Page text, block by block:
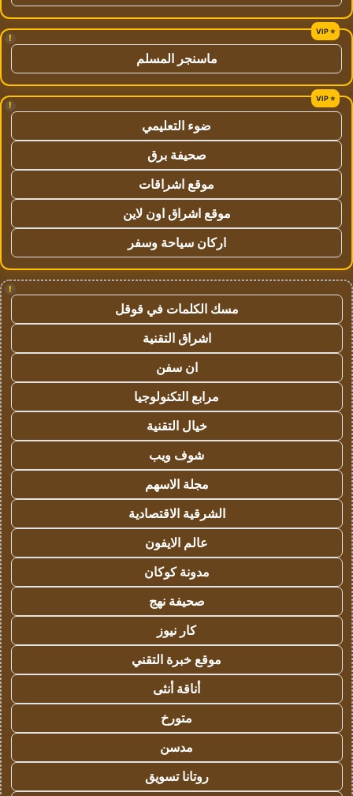
!
ماسنجر المسلم
!
ضوء التعليمي
صحيفة برق
موقع اشراقات
موقع اشراق اون لاين
اركان سياحة وسفر
!
مسك الكلمات في قوقل
اشراق التقنية
ان سفن
مرابع التكنولوجيا
خيال التقنية
شوف ويب
مجلة الاسهم
الشرقية الاقتصادية
عالم الايفون
مدونة كوكان
صحيفة نهج
كار نيوز
موقع خبرة التقني
أناقة أنثى
متورخ
مدسن
روتانا تسويق